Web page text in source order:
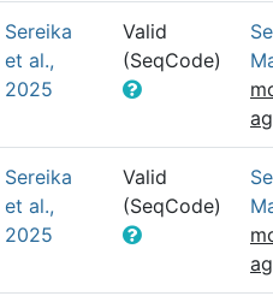
Sereika
et al.,
2025
Valid
(SeqCode)
Sereika
et al.,
2025
Valid
(SeqCode)